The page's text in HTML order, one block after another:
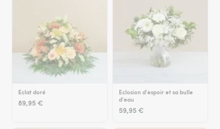
Eclat doré
89,95 €
Eclosion d'espoir et sa bulle
d'eau
59,95 €